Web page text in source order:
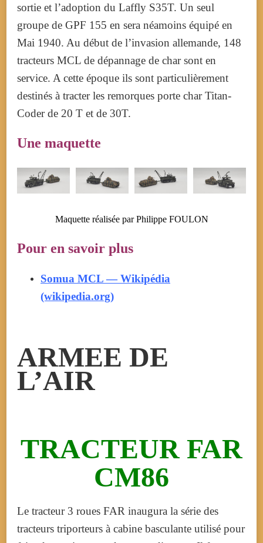
sortie et l’adoption du Laffly S35T. Un seul
groupe de GPF 155 en sera néamoins équipé en
Mai 1940. Au début de l’invasion allemande, 148
tracteurs MCL de dépannage de char sont en
service. A cette époque ils sont particulièrement
destinés à tracter les remorques porte char Titan-
Coder de 20 T et de 30T.
Une maquette
Maquette réalisée par Philippe FOULON
Pour en savoir plus
Somua MCL — Wikipédia
(wikipedia.org)
ARMEE DE
L’AIR
TRACTEUR FAR
CM86
Le tracteur 3 roues FAR inaugura la série des
tracteurs triporteurs à cabine basculante utilisé pour